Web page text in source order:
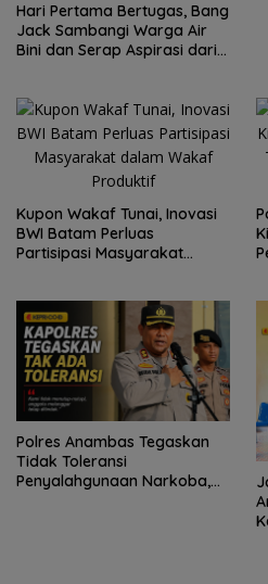
Hari Pertama Bertugas, Bang
Jack Sambangi Warga Air
Bini dan Serap Aspirasi dari
Kupon Wakaf Tunai, Inovasi
BWI Batam Perluas
Partisipasi Masyarakat
Polres Anambas Tegaskan
Tidak Toleransi
Penyalahgunaan Narkoba,